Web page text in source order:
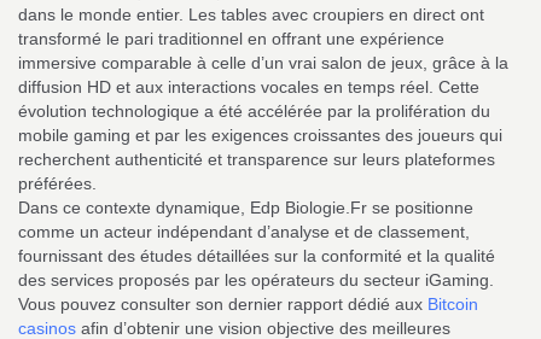
dans le monde entier. Les tables avec croupiers en direct ont
transformé le pari traditionnel en offrant une expérience
immersive comparable à celle d’un vrai salon de jeux, grâce à la
diffusion HD et aux interactions vocales en temps réel. Cette
évolution technologique a été accélérée par la prolifération du
mobile gaming et par les exigences croissantes des joueurs qui
recherchent authenticité et transparence sur leurs plateformes
préférées.
Dans ce contexte dynamique, Edp Biologie.Fr se positionne
comme un acteur indépendant d’analyse et de classement,
fournissant des études détaillées sur la conformité et la qualité
des services proposés par les opérateurs du secteur iGaming.
Vous pouvez consulter son dernier rapport dédié aux Bitcoin
casinos afin d’obtenir une vision objective des meilleures